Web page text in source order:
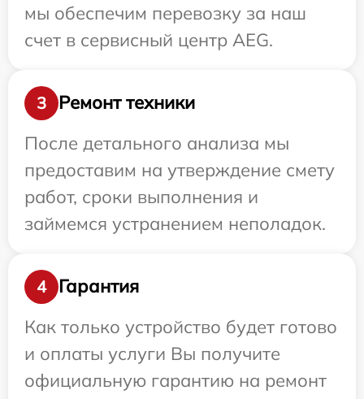
мы обеспечим перевозку за наш
счет в сервисный центр AEG.
3
Ремонт техники
После детального анализа мы
предоставим на утверждение смету
работ, сроки выполнения и
займемся устранением неполадок.
4
Гарантия
Как только устройство будет готово
и оплаты услуги Вы получите
официальную гарантию на ремонт